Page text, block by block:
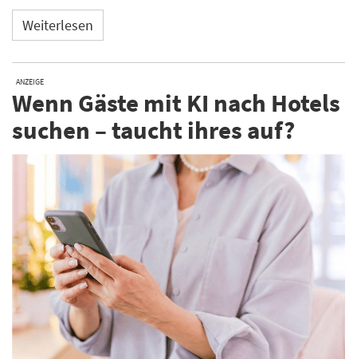
Weiterlesen
ANZEIGE
Wenn Gäste mit KI nach Hotels
suchen – taucht ihres auf?